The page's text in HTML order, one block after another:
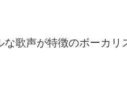
歌声が特徴のボーカリ